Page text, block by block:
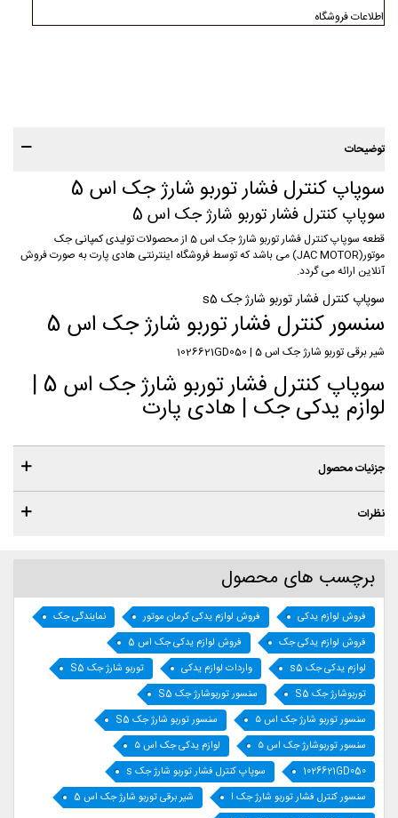
اطلاعات فروشگاه
توضیحات
سوپاپ کنترل فشار توربو شارژ جک اس 5
سوپاپ کنترل فشار توربو شارژ جک اس 5
قطعه سوپاپ کنترل فشار توربو شارژ جک اس 5 از محصولات تولیدی کمپانی جک
موتور(JAC MOTOR) می باشد که توسط فروشگاه اینترنتی هادی پارت به صورت فروش
آنلاین ارائه می گردد.
سوپاپ کنترل فشار توربو شارژ جک s5
سنسور کنترل فشار توربو شارژ جک اس 5
شیر برقی توربو شارژ جک اس 5 | 1026621GD050
سوپاپ کنترل فشار توربو شارژ جک اس 5 |
لوازم یدکی جک | هادی پارت
جزئیات محصول
نظرات
برچسب های محصول
فروش لوازم یدکی فروش لوازم یدکی کرمان موتور
نمایندگی جک
فروش لوازم یدکی جک
فروش لوازم یدکی جک اس 5
لوازم یدکی جک s5
واردات لوازم یدکی
توربو شارژ جک S5
توربوشارژ جک S5
سنسور توربوشارژ جک S5
سنسور توربو شارژ جک اس ۵
سنسور توربو شارژ جک S5
سنسور توربوشارژ جک اس ۵
لوازم یدکی جک اس ۵
1026621GD050
سوپاپ کنترل فشار توربو شارژ جک s
سنسور کنترل فشار توربو شارژ جک ا
شیر برقی توربو شارژ جک اس 5